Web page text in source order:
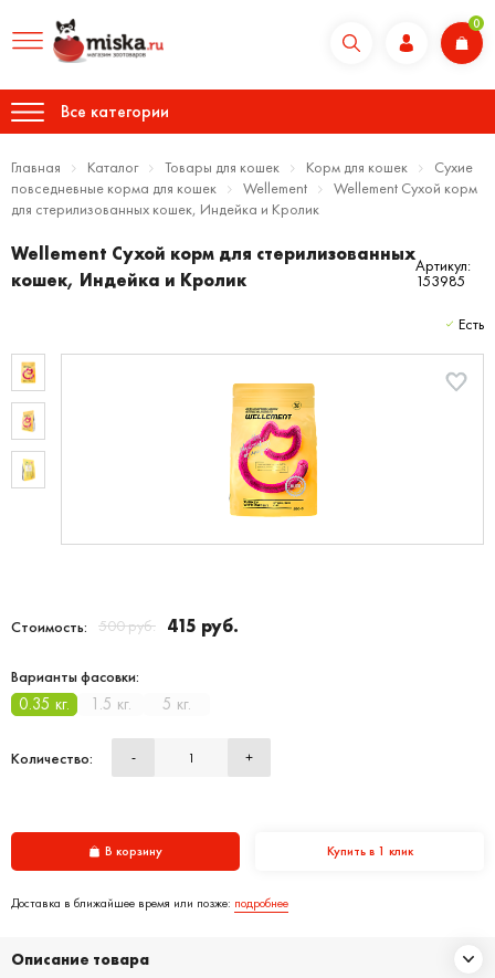
0
Все категории
Главная Каталог Товары для кошек Корм для кошек
Сухие
повседневные корма для кошек
Wellement
Wellement Сухой корм
для стерилизованных кошек, Индейка и Кролик
Wellement Сухой корм для стерилизованных
кошек, Индейка и Кролик
Артикул:
153985
Есть
Стоимость: 500 руб. 415 руб.
Варианты фасовки:
0.35 кг. 1.5 кг. 5 кг.
Количество: - +
В корзину Купить в 1 клик
Доставка в ближайшее время или позже: подробнее
Описание товара